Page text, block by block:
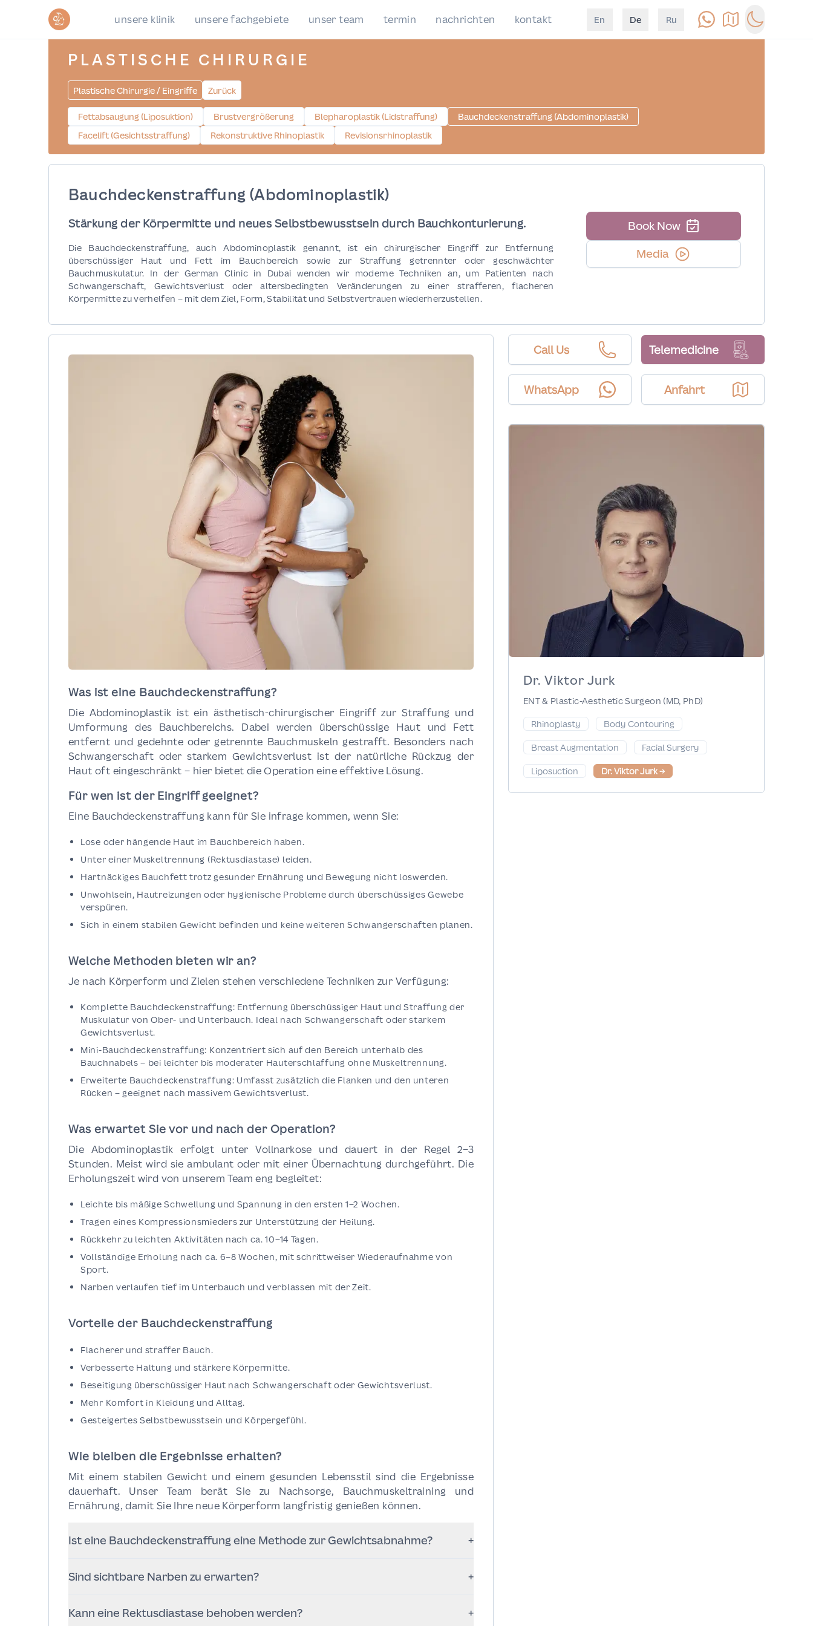
unsere klinik unsere fachgebiete unser team termin nachrichten kontakt En De Ru AnrufenAnfahrtSwitch to
PLASTISCHE CHIRURGIE
Plastische Chirurgie / Eingriffe Zurück
Fettabsaugung (Liposuktion) Brustvergrößerung Blepharoplastik (Lidstraffung)
Bauchdeckenstraffung (Abdominoplastik)
Facelift (Gesichtsstraffung)
Rekonstruktive Rhinoplastik Revisionsrhinoplastik
Bauchdeckenstraffung (Abdominoplastik)
Stärkung der Körpermitte und neues Selbstbewusstsein durch Bauchkonturierung.
Die Bauchdeckenstraffung, auch Abdominoplastik genannt, ist ein chirurgischer Eingriff zur Entfernung
überschüssiger Haut und Fett im Bauchbereich sowie zur Straffung getrennter oder geschwächter
Bauchmuskulatur. In der German Clinic in Dubai wenden wir moderne Techniken an, um Patienten nach
Schwangerschaft, Gewichtsverlust oder altersbedingten Veränderungen zu einer strafferen, flacheren
Körpermitte zu verhelfen – mit dem Ziel, Form, Stabilität und Selbstvertrauen wiederherzustellen.
Book Now
Media
Call Us Telemedicine
WhatsApp Anfahrt
Dr. Viktor Jurk
ENT & Plastic-Aesthetic Surgeon (MD, PhD)
Rhinoplasty
Body Contouring
Breast Augmentation Facial Surgery
Liposuction Dr. Viktor Jurk→
Was ist eine Bauchdeckenstraffung?
Die Abdominoplastik ist ein ästhetisch-chirurgischer Eingriff zur Straffung und
Umformung des Bauchbereichs. Dabei werden überschüssige Haut und Fett
entfernt und gedehnte oder getrennte Bauchmuskeln gestrafft. Besonders nach
Schwangerschaft oder starkem Gewichtsverlust ist der natürliche Rückzug der
Haut oft eingeschränkt – hier bietet die Operation eine effektive Lösung.
Für wen ist der Eingriff geeignet?
Eine Bauchdeckenstraffung kann für Sie infrage kommen, wenn Sie:
Lose oder hängende Haut im Bauchbereich haben.
Unter einer Muskeltrennung (Rektusdiastase) leiden.
Hartnäckiges Bauchfett trotz gesunder Ernährung und Bewegung nicht loswerden.
Unwohlsein, Hautreizungen oder hygienische Probleme durch überschüssiges Gewebe
verspüren.
Sich in einem stabilen Gewicht befinden und keine weiteren Schwangerschaften planen.
Welche Methoden bieten wir an?
Je nach Körperform und Zielen stehen verschiedene Techniken zur Verfügung:
Komplette Bauchdeckenstraffung: Entfernung überschüssiger Haut und Straffung der
Muskulatur von Ober- und Unterbauch. Ideal nach Schwangerschaft oder starkem
Gewichtsverlust.
Mini-Bauchdeckenstraffung: Konzentriert sich auf den Bereich unterhalb des
Bauchnabels – bei leichter bis moderater Hauterschlaffung ohne Muskeltrennung.
Erweiterte Bauchdeckenstraffung: Umfasst zusätzlich die Flanken und den unteren
Rücken – geeignet nach massivem Gewichtsverlust.
Was erwartet Sie vor und nach der Operation?
Die Abdominoplastik erfolgt unter Vollnarkose und dauert in der Regel 2–3
Stunden. Meist wird sie ambulant oder mit einer Übernachtung durchgeführt. Die
Erholungszeit wird von unserem Team eng begleitet:
Leichte bis mäßige Schwellung und Spannung in den ersten 1–2 Wochen.
Tragen eines Kompressionsmieders zur Unterstützung der Heilung.
Rückkehr zu leichten Aktivitäten nach ca. 10–14 Tagen.
Vollständige Erholung nach ca. 6–8 Wochen, mit schrittweiser Wiederaufnahme von
Sport.
Narben verlaufen tief im Unterbauch und verblassen mit der Zeit.
Vorteile der Bauchdeckenstraffung
Flacherer und straffer Bauch.
Verbesserte Haltung und stärkere Körpermitte.
Beseitigung überschüssiger Haut nach Schwangerschaft oder Gewichtsverlust.
Mehr Komfort in Kleidung und Alltag.
Gesteigertes Selbstbewusstsein und Körpergefühl.
Wie bleiben die Ergebnisse erhalten?
Mit einem stabilen Gewicht und einem gesunden Lebensstil sind die Ergebnisse
dauerhaft. Unser Team berät Sie zu Nachsorge, Bauchmuskeltraining und
Ernährung, damit Sie Ihre neue Körperform langfristig genießen können.
Ist eine Bauchdeckenstraffung eine Methode zur Gewichtsabnahme? +
ihrem Idealgewicht befinden und überschüssige Haut oder erschlaffte
Sind sichtbare Narben zu erwarten? +
Unterwäsche oder Bademode verdeckt wird. Bei richtiger Pflege verblassen die
Kann eine Rektusdiastase behoben werden? +